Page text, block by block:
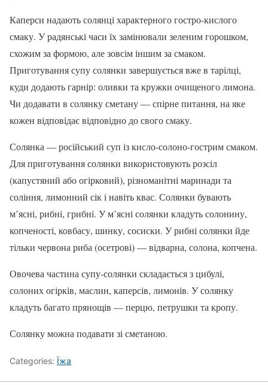
Каперси надають солянці характерного гостро-кислого
смаку. У радянські часи їх замінювали зеленим горошком,
схожим за формою, але зовсім іншим за смаком.
Приготування супу солянки завершується вже в тарілці,
куди додають гарнір: оливки та кружки очищеного лимона.
Чи додавати в солянку сметану — спірне питання, на яке
кожен відповідає відповідно до свого смаку.
Солянка — російський суп із кисло-солоно-гострим смаком.
Для приготування солянки використовують розсіл
(капустяний або огірковий), різноманітні маринади та
соління, лимонний сік і навіть квас. Солянки бувають
м’ясні, рибні, грибні. У м’ясні солянки кладуть солонину,
копченості, ковбасу, шинку, сосиски. У рибні солянки йде
тільки червона риба (осетрові) — відварна, солона, копчена.
Овочева частина супу-солянки складається з цибулі,
солоних огірків, маслин, каперсів, лимонів. У солянку
кладуть багато прянощів — перцю, петрушки та кропу.
Солянку можна подавати зі сметаною.
Categories: Їжа